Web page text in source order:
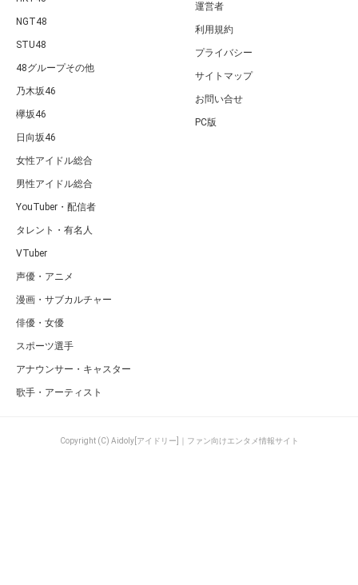
NGT48
STU48
48グループその他
乃木坂46
欅坂46
日向坂46
女性アイドル総合
男性アイドル総合
YouTuber・配信者
タレント・有名人
VTuber
声優・アニメ
漫画・サブカルチャー
俳優・女優
スポーツ選手
アナウンサー・キャスター
歌手・アーティスト
運営者
利用規約
プライバシー
サイトマップ
お問い合せ
PC版
Copyright (C) Aidoly[アイドリー]｜ファン向けエンタメ情報サイト